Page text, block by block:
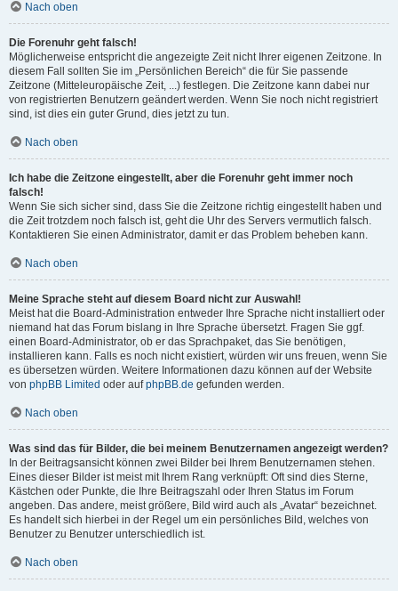
Nach oben
Die Forenuhr geht falsch!
Möglicherweise entspricht die angezeigte Zeit nicht Ihrer eigenen Zeitzone. In
diesem Fall sollten Sie im „Persönlichen Bereich“ die für Sie passende
Zeitzone (Mitteleuropäische Zeit, ...) festlegen. Die Zeitzone kann dabei nur
von registrierten Benutzern geändert werden. Wenn Sie noch nicht registriert
sind, ist dies ein guter Grund, dies jetzt zu tun.
Nach oben
Ich habe die Zeitzone eingestellt, aber die Forenuhr geht immer noch
falsch!
Wenn Sie sich sicher sind, dass Sie die Zeitzone richtig eingestellt haben und
die Zeit trotzdem noch falsch ist, geht die Uhr des Servers vermutlich falsch.
Kontaktieren Sie einen Administrator, damit er das Problem beheben kann.
Nach oben
Meine Sprache steht auf diesem Board nicht zur Auswahl!
Meist hat die Board-Administration entweder Ihre Sprache nicht installiert oder
niemand hat das Forum bislang in Ihre Sprache übersetzt. Fragen Sie ggf.
einen Board-Administrator, ob er das Sprachpaket, das Sie benötigen,
installieren kann. Falls es noch nicht existiert, würden wir uns freuen, wenn Sie
es übersetzen würden. Weitere Informationen dazu können auf der Website
von phpBB Limited oder aufphpBB.de gefunden werden.
Nach oben
Was sind das für Bilder, die bei meinem Benutzernamen angezeigt werden?
In der Beitragsansicht können zwei Bilder bei Ihrem Benutzernamen stehen.
Eines dieser Bilder ist meist mit Ihrem Rang verknüpft: Oft sind dies Sterne,
Kästchen oder Punkte, die Ihre Beitragszahl oder Ihren Status im Forum
angeben. Das andere, meist größere, Bild wird auch als „Avatar“ bezeichnet.
Es handelt sich hierbei in der Regel um ein persönliches Bild, welches von
Benutzer zu Benutzer unterschiedlich ist.
Nach oben